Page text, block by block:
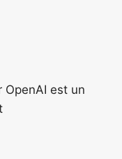
est un